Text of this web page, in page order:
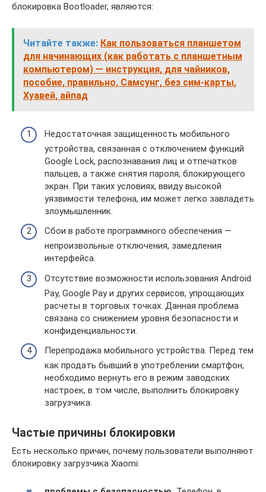
блокировка Bootloader, являются:
Читайте также: Как пользоваться планшетом
для начинающих (как работать с планшетным
компьютером) — инструкция, для чайников,
пособие, правильно, Самсунг, без сим-карты,
Хуавей, айпад
Недостаточная защищенность мобильного
устройства, связанная с отключением функций
Google Lock, распознавания лиц и отпечатков
пальцев, а также снятия пароля, блокирующего
экран. При таких условиях, ввиду высокой
уязвимости телефона, им может легко завладеть
злоумышленник.
Сбои в работе программного обеспечения —
непроизвольные отключения, замедления
интерфейса.
Отсутствие возможности использования Android
Pay, Google Pay и других сервисов, упрощающих
расчеты в торговых точках. Данная проблема
связана со снижением уровня безопасности и
конфиденциальности.
Перепродажа мобильного устройства. Перед тем
как продать бывший в употреблении смартфон,
необходимо вернуть его в режим заводских
настроек, в том числе, выполнить блокировку
загрузчика.
Частые причины блокировки
Есть несколько причин, почему пользователи выполняют
блокировку загрузчика Xiaomi: